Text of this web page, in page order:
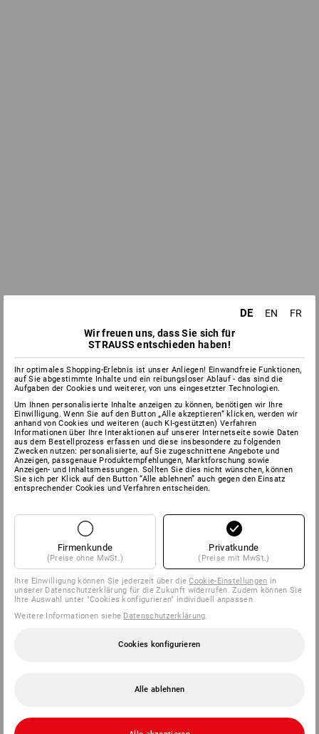
DE EN
FR
Wir freuen uns, dass Sie sich für
STRAUSS entschieden haben!
Ihr optimales Shopping-Erlebnis ist unser Anliegen! Einwandfreie Funktionen,
auf Sie abgestimmte Inhalte und ein reibungsloser Ablauf - das sind die
Aufgaben der Cookies und weiterer, von uns eingesetzter Technologien.
Um Ihnen personalisierte Inhalte anzeigen zu können, benötigen wir Ihre
Einwilligung. Wenn Sie auf den Button „Alle akzeptieren“ klicken, werden wir
anhand von Cookies und weiteren (auch KI-gestützten) Verfahren
Informationen über Ihre Interaktionen auf unserer Internetseite sowie Daten
aus dem Bestellprozess erfassen und diese insbesondere zu folgenden
Zwecken nutzen: personalisierte, auf Sie zugeschnittene Angebote und
Anzeigen, passgenaue Produktempfehlungen, Marktforschung sowie
Anzeigen- und Inhaltsmessungen. Sollten Sie dies nicht wünschen, können
Sie sich per Klick auf den Button “Alle ablehnen” auch gegen den Einsatz
entsprechender Cookies und Verfahren entscheiden.
Firmenkunde
(Preise ohne MwSt.)
Privatkunde
(Preise mit MwSt.)
Ihre Einwilligung können Sie jederzeit über dieCookie-Einstellungen in
unserer Datenschutzerklärung für die Zukunft widerrufen. Zudem können Sie
Ihre Auswahl unter "Cookies konfigurieren" individuell anpassen
Weitere Informationen siehe Datenschutzerklärung.
Cookies konfigurieren
Alle ablehnen